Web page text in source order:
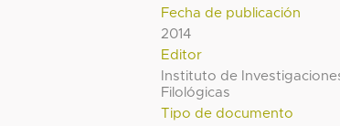
Fecha de publicación
2014
Editor
Instituto de
Filológicas
Tipo de documento